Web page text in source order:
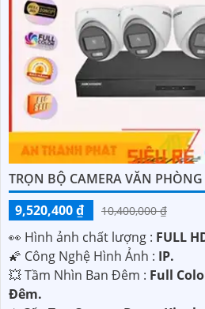
TRỌN BỘ CAMERA VĂN
9,520,400 ₫
10,400,000 ₫
️👀 Hình ảnh chất lượng : FULL
🌠 Công Nghệ Hình Ảnh : IP.
💥 Tầm Nhìn Ban Đêm : Full
Ðêm.